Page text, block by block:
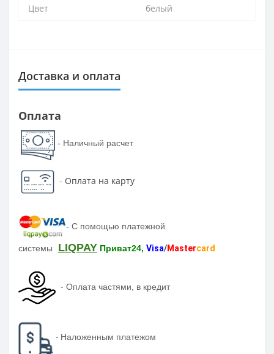
Цвет белый
Доставка и оплата
Оплата
- Наличный расчет
- Оплата на карту
- С помощью платежной
системы LIQPAY Приват24, Visa/Mastercard
- Оплата частями, в кредит
- Наложенным платежом